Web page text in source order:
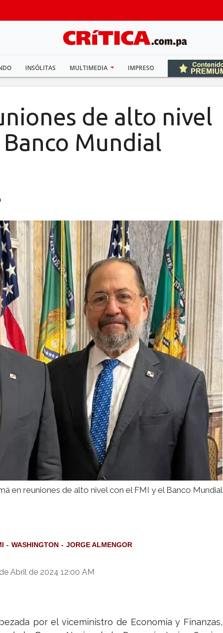
INSÓLITAS MULTIMEDIA IMPRESO
de alto nivel
Mundial
en reuniones de alto nivel con el FMI y el Banco Mundial
WASHINGTON
JORGE ALMENGOR
Abril de 2024 12:00 AM
por el viceministro de Economía y Finanzas,